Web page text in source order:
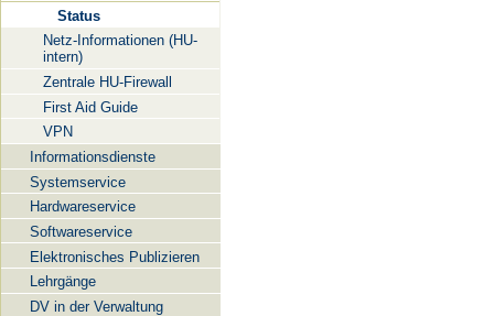
Status
Netz-Informationen (HU-
intern)
Zentrale HU-Firewall
First Aid Guide
VPN
Informationsdienste
Systemservice
Hardwareservice
Softwareservice
Elektronisches Publizieren
Lehrgänge
DV in der Verwaltung